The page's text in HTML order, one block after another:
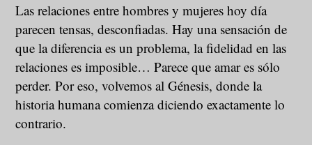
Las relaciones entre hombres y mujeres hoy día
parecen tensas, desconfiadas. Hay una sensación de
que la diferencia es un problema, la fidelidad en las
relaciones es imposible… Parece que amar es sólo
perder. Por eso, volvemos al Génesis, donde la
historia humana comienza diciendo exactamente lo
contrario.